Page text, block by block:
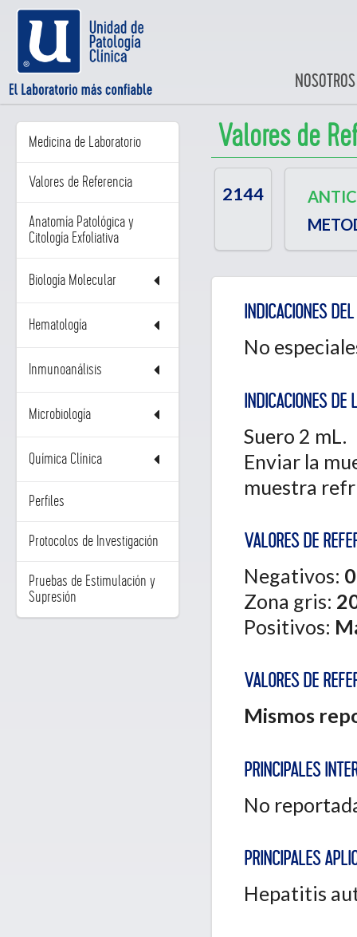
NOSOTROS
Medicina de Laboratorio
Valores de Referencia
Anatomía Patológica y
Citología Exfoliativa
Biología Molecular
Hematología
Inmunoanálisis
Microbiología
Química Clínica
Perfiles
Protocolos de Investigación
Pruebas de Estimulación y
Supresión
Valores de
2144
INDICACIONES
No
INDICACIONES DE
Suero 2 mL.
Enviar la
muestra
VALORES DE
Negativos:
Zona gris:
Positivos:
VALORES DE
Mismos
PRINCIPALES
No
PRINCIPALES
Hepatitis